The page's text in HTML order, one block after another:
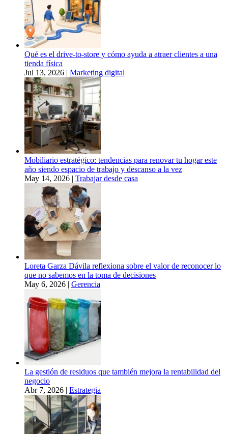
Qué es el drive-to-store y cómo ayuda a atraer clientes a una
tienda física
Jul 13, 2026 | Marketing digital
Mobiliario estratégico: tendencias para renovar tu hogar este
año siendo espacio de trabajo y descanso a la vez
May 14, 2026 | Trabajar desde casa
Loreta Garza Dávila reflexiona sobre el valor de reconocer lo
que no sabemos en la toma de decisiones
May 6, 2026 | Gerencia
La gestión de residuos que también mejora la rentabilidad del
negocio
Abr 7, 2026 | Estrategia